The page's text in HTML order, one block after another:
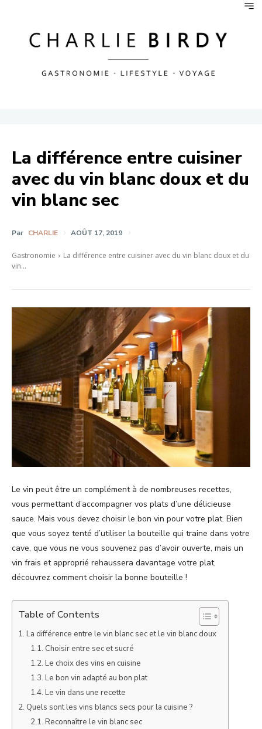
La différence entre cuisiner
avec du vin blanc doux et du
vin blanc sec
Par CHARLIE AOÛT 17, 2019
Gastronomie
La différence entre cuisiner avec du vin blanc doux et du
vin...
Le vin peut être un complément à de nombreuses recettes,
vous permettant d’accompagner vos plats d’une délicieuse
sauce. Mais vous devez choisir le bon vin pour votre plat. Bien
que vous soyez tenté d’utiliser la bouteille qui traine dans votre
cave, que vous ne vous souvenez pas d’avoir ouverte, mais un
vin frais et approprié rehaussera davantage votre plat,
découvrez comment choisir la bonne bouteille !
Table of Contents
La différence entre le vin blanc sec et le vin blanc doux
Choisir entre sec et sucré
Le choix des vins en cuisine
Le bon vin adapté au bon plat
Le vin dans une recette
Quels sont les vins blancs secs pour la cuisine ?
Reconnaître le vin blanc sec